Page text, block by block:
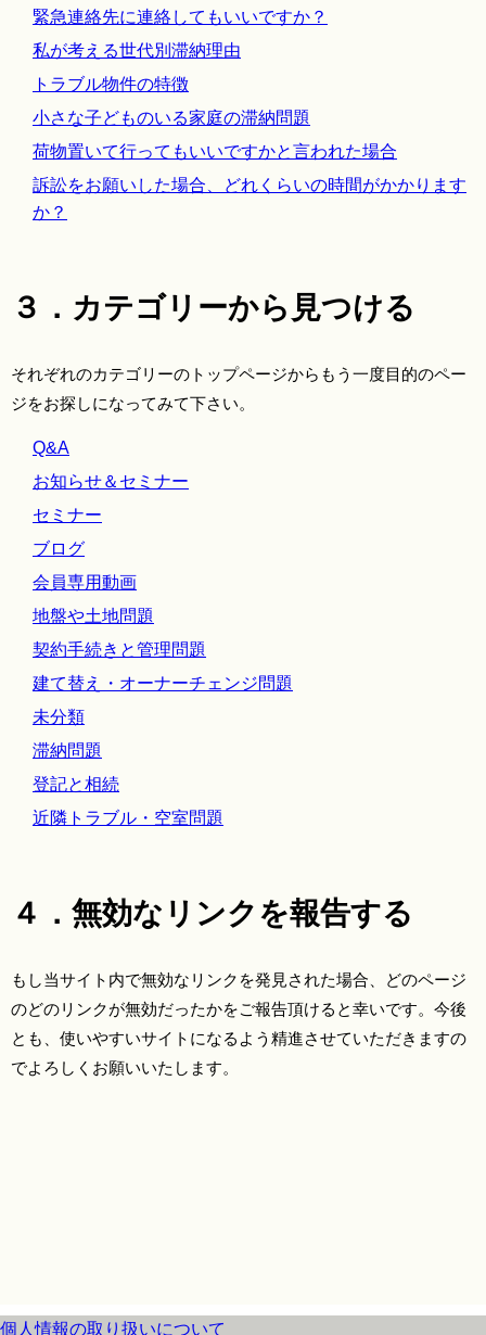
緊急連絡先に連絡してもいいですか？
私が考える世代別滞納理由
トラブル物件の特徴
小さな子どものいる家庭の滞納問題
荷物置いて行ってもいいですかと言われた場合
訴訟をお願いした場合、どれくらいの時間がかかります
か？
３．カテゴリーから見つける
それぞれのカテゴリーのトップページからもう一度目的のペー
ジをお探しになってみて下さい。
Q&A
お知らせ＆セミナー
セミナー
ブログ
会員専用動画
地盤や土地問題
契約手続きと管理問題
建て替え・オーナーチェンジ問題
未分類
滞納問題
登記と相続
近隣トラブル・空室問題
４．無効なリンクを報告する
もし当サイト内で無効なリンクを発見された場合、どのページ
のどのリンクが無効だったかをご報告頂けると幸いです。今後
とも、使いやすいサイトになるよう精進させていただきますの
でよろしくお願いいたします。
個人情報の取り扱いについて